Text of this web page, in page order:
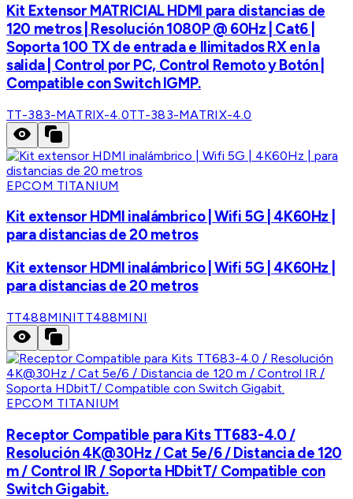
Kit Extensor MATRICIAL HDMI para distancias de
120 metros | Resolución 1080P @ 60Hz | Cat6 |
Soporta 100 TX de entrada e Ilimitados RX en la
salida | Control por PC, Control Remoto y Botón |
Compatible con Switch IGMP.
TT-383-MATRIX-4.0TT-383-MATRIX-4.0
EPCOM TITANIUM
Kit extensor HDMI inalámbrico | Wifi 5G | 4K60Hz |
para distancias de 20 metros
Kit extensor HDMI inalámbrico | Wifi 5G | 4K60Hz |
para distancias de 20 metros
TT488MINITT488MINI
EPCOM TITANIUM
Receptor Compatible para Kits TT683-4.0 /
Resolución 4K@30Hz / Cat 5e/6 / Distancia de 120
m / Control IR / Soporta HDbitT/ Compatible con
Switch Gigabit.